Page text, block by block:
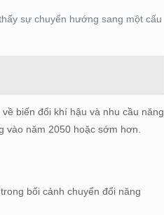
sự chuyển hướng sang một cấu
biến đổi khí hậu và nhu cầu năng
năm 2050 hoặc sớm hơn.
bối cảnh chuyển đổi năng